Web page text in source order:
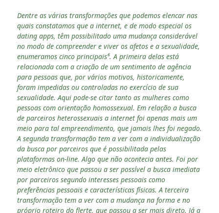
Dentre as várias transformações que podemos elencar nas
quais constatamos que a internet, e de modo especial os
dating apps, têm possibilitado uma mudança considerável
no modo de compreender e viver os afetos e a sexualidade,
enumeramos cinco principais⁶. A primeira delas está
relacionada com a criação de um sentimento de agência
para pessoas que, por vários motivos, historicamente,
foram impedidas ou controladas no exercício de sua
sexualidade. Aqui pode-se citar tanto as mulheres como
pessoas com orientação homossexual. Em relação a busca
de parceiros heterossexuais a internet foi apenas mais um
meio para tal empreendimento, que jamais lhes foi negado.
A segunda transformação tem a ver com a individualização
da busca por parceiros que é possibilitada pelas
plataformas on-line. Algo que não acontecia antes. Foi por
meio eletrônico que passou a ser possível a busca imediata
por parceiros segundo interesses pessoais como
preferências pessoais e características físicas. A terceira
transformação tem a ver com a mudança na forma e no
próprio roteiro do flerte, que passou a ser mais direto. Já a